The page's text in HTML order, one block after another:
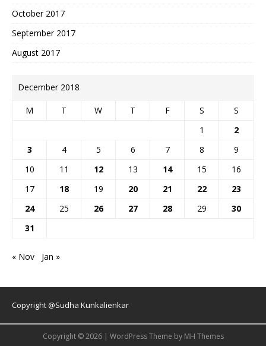
October 2017
September 2017
August 2017
December 2018
M T W T F S
S
1
2
3
4 5 6 7 8
9
10
11 12 13 14 15
16
17
18 19 20 21 22
23
24
25 26 27 28 29
30
31
« Nov Jan »
Copyright @Sudha Kunkalienkar
Copyright © 2026 | WordPress Theme by MH Themes